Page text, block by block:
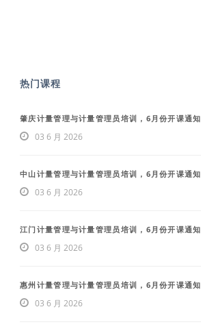
热门课程
肇庆计量管理与计量管理员培训，6月份开课通知
03 6 月 2026
中山计量管理与计量管理员培训，6月份开课通知
03 6 月 2026
江门计量管理与计量管理员培训，6月份开课通知
03 6 月 2026
惠州计量管理与计量管理员培训，6月份开课通知
03 6 月 2026